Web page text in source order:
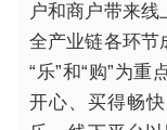
户和商户带来
全产业链各环节
“乐”和“购”为
开心、买得畅